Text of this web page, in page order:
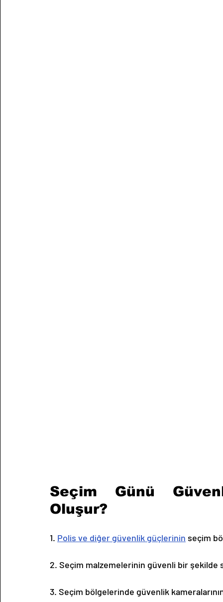
Seçim Günü
Oluşur?
1. Polis ve diğer güvenlik güçlerinin seçim
2. Seçim malzemelerinin güvenli bir şekilde
3. Seçim bölgelerinde güvenlik